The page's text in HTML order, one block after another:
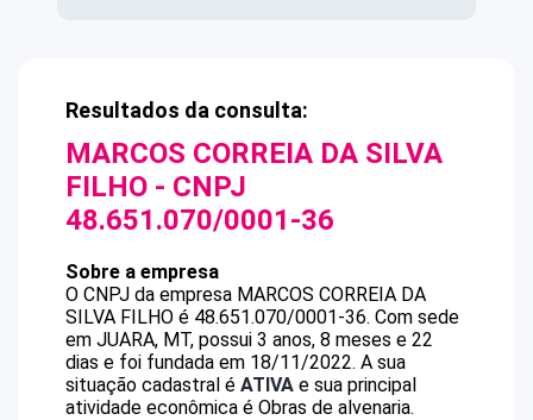
Resultados da consulta:
MARCOS CORREIA DA SILVA
FILHO - CNPJ
48.651.070/0001-36
Sobre a empresa
O CNPJ da empresa MARCOS CORREIA DA
SILVA FILHO é 48.651.070/0001-36. Com sede
em JUARA, MT, possui 3 anos, 8 meses e 22
dias e foi fundada em 18/11/2022. A sua
situação cadastral é ATIVA e sua principal
atividade econômica é Obras de alvenaria.